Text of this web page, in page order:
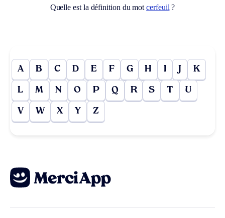
Quelle est la définition du motcerfeuil ?
A B C D E F G H I J K
L M N O P Q R S T U
V W X Y Z